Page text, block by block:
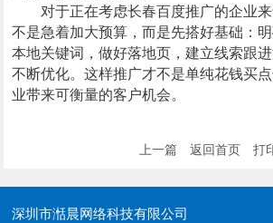
对于正在考虑长春百度推广的企业来
不是急着加大预算，而是先搭好基础：
本地关键词，做好落地页，建立线索跟
不断优化。这样推广才不是单纯花钱买
业带来可衡量的客户机会。
上一篇 返回首页 打
深圳市湉晨网络科技有限公司